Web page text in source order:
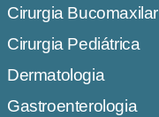
Cirurgia Bucomaxilar
Cirurgia Pediátrica
Dermatologia
Gastroenterologia